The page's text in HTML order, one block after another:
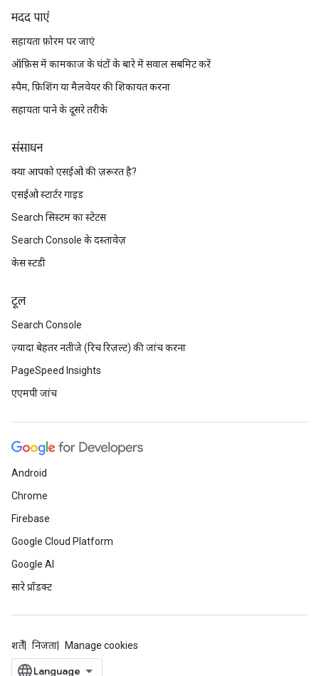
मदद पाएं
सहायता फ़ोरम पर जाएं
ऑफ़िस में कामकाज के घंटों के बारे में सवाल सबमिट करें
स्पैम, फ़िशिंग या मैलवेयर की शिकायत करना
सहायता पाने के दूसरे तरीके
संसाधन
क्या आपको एसईओ की ज़रूरत है?
एसईओ स्टार्टर गाइड
Search सिस्टम का स्टेटस
Search Console के दस्तावेज़
केस स्टडी
टूल
Search Console
ज़्यादा बेहतर नतीजे (रिच रिज़ल्ट) की जांच करना
PageSpeed Insights
एएमपी जांच
Android
Chrome
Firebase
Google Cloud Platform
Google AI
सारे प्रॉडक्ट
शर्तें निजता Manage cookies